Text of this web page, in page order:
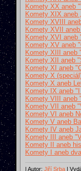
Komety XX aneb
Komety XIX aneb
Komety XVIII
Komety XVII
Komety XVI aneb
Komety XV aneb
Komety XIII
Komety XII aneb
Komety XI aneb
Komety X
Komety X aneb
Komety IX aneb
Komety VIII aneb
Komety VII aneb
Komety VI aneb
Komety V aneb
Komety IV aneb
Komety III aneb
Komety II aneb
Komety I aneb
| Autor: Jiří Srba |